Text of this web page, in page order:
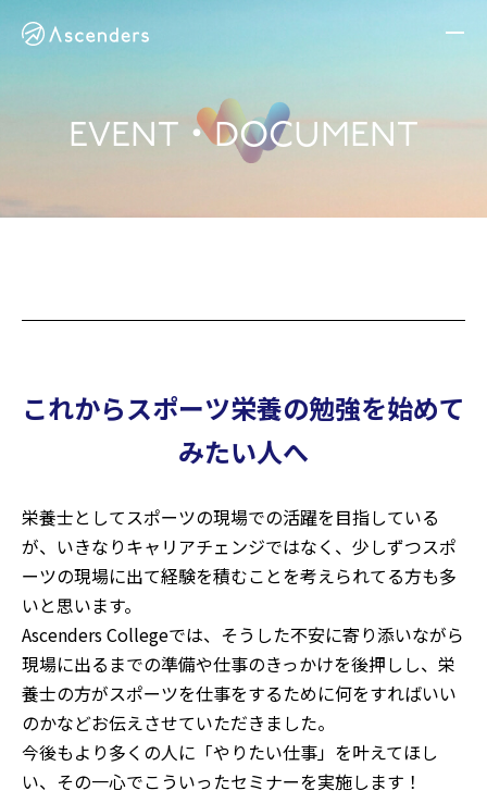
ABOUT
BUSINESS
EVENT・DOCUMENT
これからスポーツ栄養の勉強を始めて
みたい人へ
栄養士としてスポーツの現場での活躍を目指している
が、いきなりキャリアチェンジではなく、少しずつスポ
ーツの現場に出て経験を積むことを考えられてる方も多
いと思います。
Ascenders Collegeでは、そうした不安に寄り添いながら
現場に出るまでの準備や仕事のきっかけを後押しし、栄
養士の方がスポーツを仕事をするために何をすればいい
のかなどお伝えさせていただきました。
今後もより多くの人に「やりたい仕事」を叶えてほし
い、その一心でこういったセミナーを実施します！